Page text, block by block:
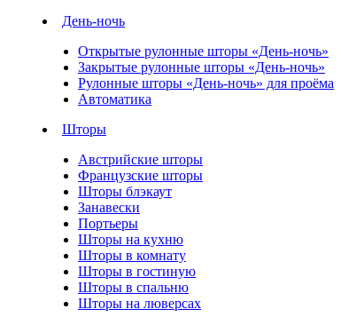
День-ночь
Открытые рулонные шторы «День-ночь»
Закрытые рулонные шторы «День-ночь»
Рулонные шторы «День-ночь» для проёма
Автоматика
Шторы
Австрийские шторы
Французские шторы
Шторы блэкаут
Занавески
Портьеры
Шторы на кухню
Шторы в комнату
Шторы в гостиную
Шторы в спальню
Шторы на люверсах